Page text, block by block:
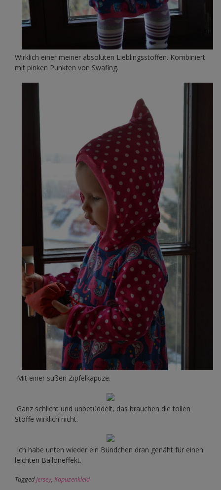
Wirklich einer meiner absoluten Lieblingsstoffen. Kombiniert
mit pinken Punkten von Swafing.
Mit einer süßen Zipfelkapuze.
Ganz schlicht und unbetüddelt, das brauchen die tollen
Stoffe wirklich nicht.
Ich habe unten wieder ein Bündchen dran genäht für einen
leichten Balloneffekt.
TaggedJersey, Kapuzenkleid